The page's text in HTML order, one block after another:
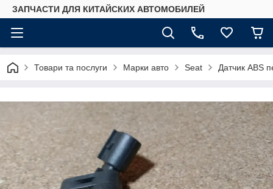
ЗАПЧАСТИ ДЛЯ КИТАЙСКИХ АВТОМОБИЛЕЙ
Товари та послуги Марки авто Seat Датчик ABS